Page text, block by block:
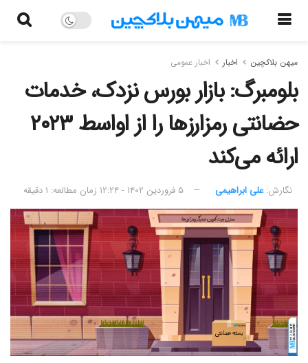
میهن بلاکچین اخبار اخبار عمومی
بلومبرگ: بازار بورس نزدک، خدمات
حضانتی رمزارزها را از اواسط ۲۰۲۳
ارائه می‌کند
نگارش:‌ علی ابراهیمی ۵ فروردین ۱۴۰۲ - ۱۲:۲۴ زمان مطالعه: ۱ دقیقه